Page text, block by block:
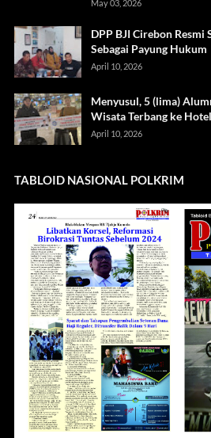
May 03, 2026
DPP BJI Cirebon Resmi
Sebagai Payung Hukum
April 10, 2026
Menyusul, 5 (lima)
Wisata Terbang ke
April 10, 2026
TABLOID NASIONAL POLKRIM